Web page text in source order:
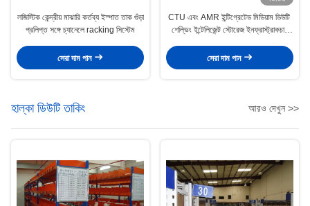
লজিস্টিক কেন্দ্রীয় মাঝারি কর্তব্য ইস্পাত তাক গুঁড়া
প্রলিপ্ত সঙ্গে চ্যানেলে racking সিস্টেম
সেরা দাম পান
CTU এবং AMR ইন্টিগ্রেটেড মিডিয়াম ডিউটি ​​
শেল্ভিং ইন্টেলিজেন্ট স্টোরেজ ইনফ্রাস্ট্রাকচার
সেরা দাম পান
হাল্কা ডিউটি ​​তাকিং আরও দেখুন >>